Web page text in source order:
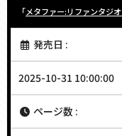
「メタファー:リファンタジ
発売日 :
2025-10-31 10:00:00
ページ数 :